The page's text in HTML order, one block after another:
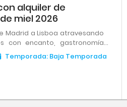
alquiler de
miel 2026
Madrid a Lisboa atravesando
con encanto, gastronomía
sobre ruedas entre
Temporada: Baja Temporada